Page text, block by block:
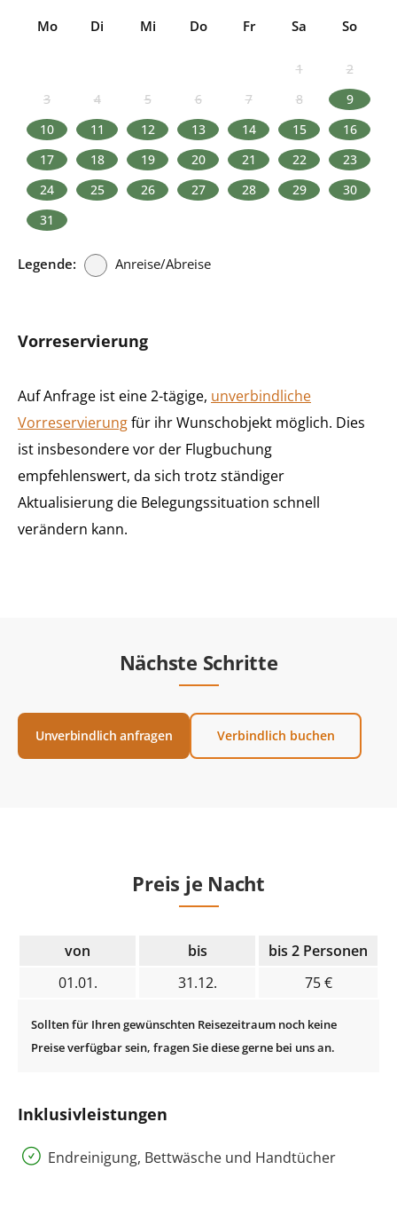
Mo Di Mi Do Fr Sa So
1
2
3
4 5 6 7 8
9
10
11 12 13 14 15
16
17
18 19 20 21 22
23
24
25 26 27 28 29
30
31
Legende: Anreise/Abreise
Vorreservierung
Auf Anfrage ist eine 2-tägige, unverbindliche
Vorreservierungfür ihr Wunschobjekt möglich. Dies
ist insbesondere vor der Flugbuchung
empfehlenswert, da sich trotz ständiger
Aktualisierung die Belegungssituation schnell
verändern kann.
Nächste Schritte
Unverbindlich anfragen Verbindlich buchen
Preis je Nacht
von bis
bis 2 Personen
01.01.
31.12. 75 €
Inklusivleistungen
Endreinigung, Bettwäsche und Handtücher